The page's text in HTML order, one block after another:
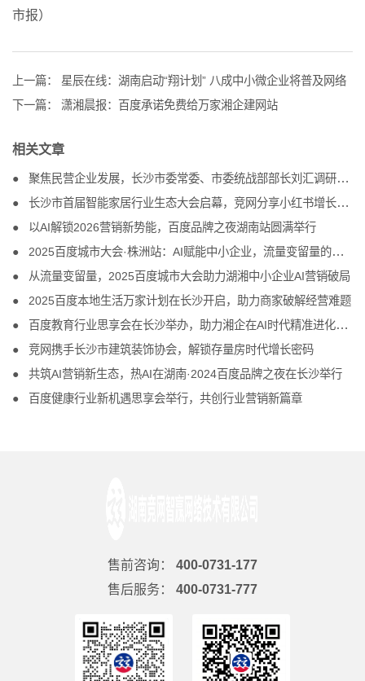
市报）
上一篇：
星辰在线：湖南启动“翔计划” 八成中小微企业将普及网络
下一篇：
潇湘晨报：百度承诺免费给万家湘企建网站
相关文章
聚焦民营企业发展，长沙市委常委、市委统战部部长刘汇调研竞网
长沙市首届智能家居行业生态大会启幕，竞网分享小红书增长方案
以AI解锁2026营销新势能，百度品牌之夜湖南站圆满举行
2025百度城市大会·株洲站：AI赋能中小企业，流量变留量的破局之道
从流量变留量，2025百度城市大会助力湖湘中小企业AI营销破局
2025百度本地生活万家计划在长沙开启，助力商家破解经营难题
百度教育行业思享会在长沙举办，助力湘企在AI时代精准进化、把握商机
竞网携手长沙市建筑装饰协会，解锁存量房时代增长密码
共筑AI营销新生态，热AI在湖南·2024百度品牌之夜在长沙举行
百度健康行业新机遇思享会举行，共创行业营销新篇章
售前咨询：
400-0731-177
售后服务：
400-0731-777